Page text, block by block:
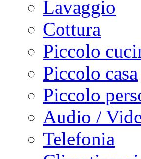
Lavaggio
Cottura
Piccolo
Piccolo casa
Piccolo
Audio /
Telefonia